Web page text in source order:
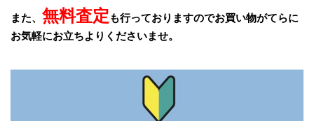
また、 無料査定も行っておりますのでお買い物がてらに
お気軽にお立ちよりくださいませ。